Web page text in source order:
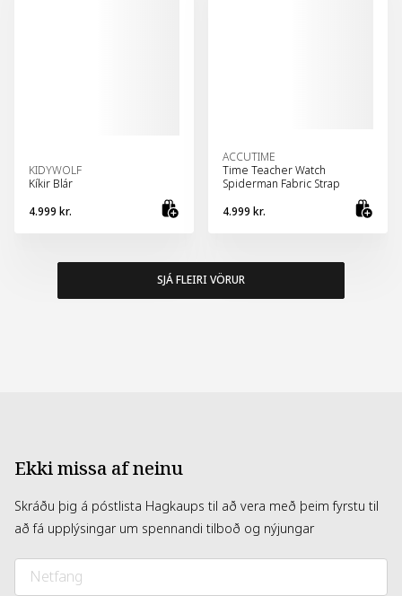
KIDYWOLF
Kíkir Blár
4.999 kr.
ACCUTIME
Time Teacher Watch
Spiderman Fabric Strap
4.999 kr.
SJÁ FLEIRI VÖRUR
Ekki missa af neinu
Skráðu þig á póstlista Hagkaups til að vera með þeim fyrstu til
að fá upplýsingar um spennandi tilboð og nýjungar